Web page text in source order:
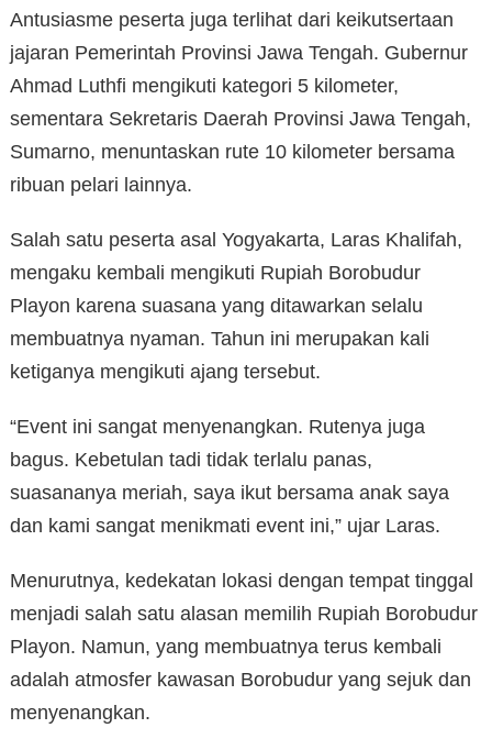
Antusiasme peserta juga terlihat dari keikutsertaan
jajaran Pemerintah Provinsi Jawa Tengah. Gubernur
Ahmad Luthfi mengikuti kategori 5 kilometer,
sementara Sekretaris Daerah Provinsi Jawa Tengah,
Sumarno, menuntaskan rute 10 kilometer bersama
ribuan pelari lainnya.
Salah satu peserta asal Yogyakarta, Laras Khalifah,
mengaku kembali mengikuti Rupiah Borobudur
Playon karena suasana yang ditawarkan selalu
membuatnya nyaman. Tahun ini merupakan kali
ketiganya mengikuti ajang tersebut.
“Event ini sangat menyenangkan. Rutenya juga
bagus. Kebetulan tadi tidak terlalu panas,
suasananya meriah, saya ikut bersama anak saya
dan kami sangat menikmati event ini,” ujar Laras.
Menurutnya, kedekatan lokasi dengan tempat tinggal
menjadi salah satu alasan memilih Rupiah Borobudur
Playon. Namun, yang membuatnya terus kembali
adalah atmosfer kawasan Borobudur yang sejuk dan
menyenangkan.